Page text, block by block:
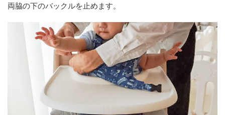
両脇の下のバックルを止めます。